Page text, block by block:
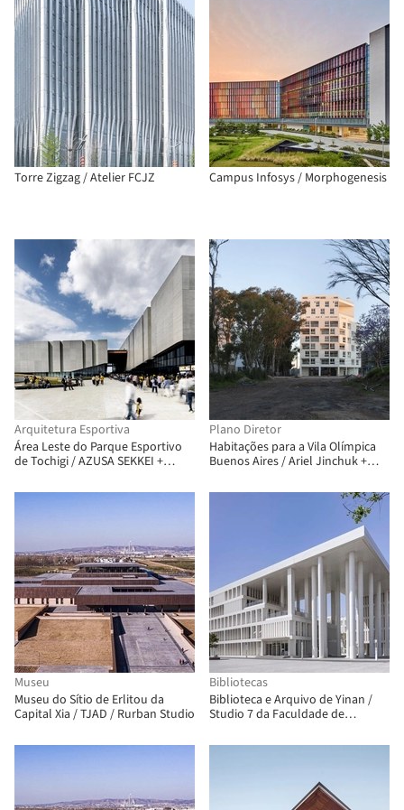
Torre Zigzag / Atelier FCJZ Campus Infosys / Morphogenesis
Arquitetura Esportiva
Área Leste do Parque Esportivo
de Tochigi / AZUSA SEKKEI +
Architects & Engineers + ANDO
Architectural Design Office
Plano Diretor
Habitações para a Vila Olímpica
Buenos Aires / Ariel Jinchuk +
Pedro Ignacio Yáñez
Museu
Museu do Sítio de Erlitou da
Capital Xia / TJAD / Rurban Studio
Bibliotecas
Biblioteca e Arquivo de Yinan /
Studio 7 da Faculdade de